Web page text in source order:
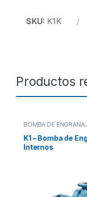
SKU: K1K
Productos
BOMBA DE
EXCÉNTRICA INTERNA
BOMBAS
K1 – Bomba de
Internos